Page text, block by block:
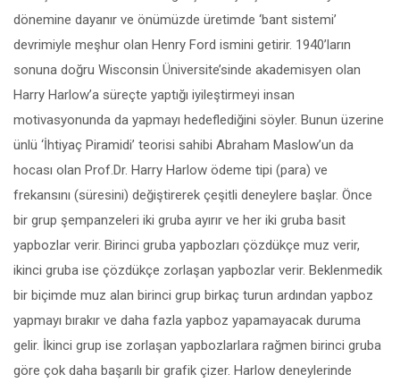
dönemine dayanır ve önümüzde üretimde ‘bant sistemi’
devrimiyle meşhur olan Henry Ford ismini getirir. 1940’ların
sonuna doğru Wisconsin Üniversite’sinde akademisyen olan
Harry Harlow’a süreçte yaptığı iyileştirmeyi insan
motivasyonunda da yapmayı hedeflediğini söyler. Bunun üzerine
ünlü ‘İhtiyaç Piramidi’ teorisi sahibi Abraham Maslow’un da
hocası olan Prof.Dr. Harry Harlow ödeme tipi (para) ve
frekansını (süresini) değiştirerek çeşitli deneylere başlar. Önce
bir grup şempanzeleri iki gruba ayırır ve her iki gruba basit
yapbozlar verir. Birinci gruba yapbozları çözdükçe muz verir,
ikinci gruba ise çözdükçe zorlaşan yapbozlar verir. Beklenmedik
bir biçimde muz alan birinci grup birkaç turun ardından yapboz
yapmayı bırakır ve daha fazla yapboz yapamayacak duruma
gelir. İkinci grup ise zorlaşan yapbozlarlara rağmen birinci gruba
göre çok daha başarılı bir grafik çizer. Harlow deneylerinde